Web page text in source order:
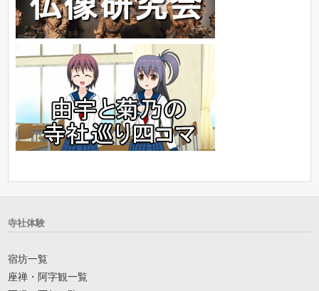
寺社体験
宿坊一覧
座禅・阿字観一覧